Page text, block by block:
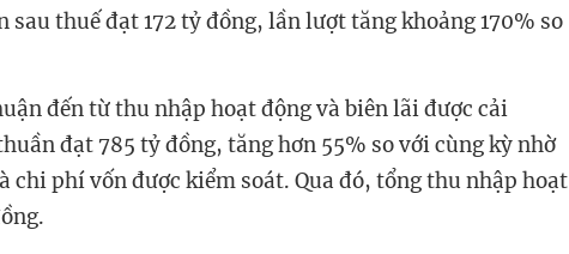
sau thuế đạt 172 tỷ đồng, lần lượt tăng khoảng 170% so
đến từ thu nhập hoạt động và biên lãi được cải
đạt 785 tỷ đồng, tăng hơn 55% so với cùng kỳ nhờ
chi phí vốn được kiểm soát. Qua đó, tổng thu nhập hoạt